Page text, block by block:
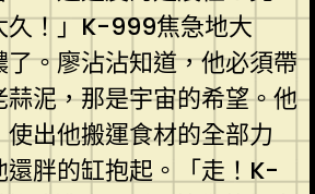
久！」K-999焦急地大
。廖沾沾知道，他必須帶
泥，那是宇宙的希望。他
出他搬運食材的全部力
還胖的缸抱起。「走！K-